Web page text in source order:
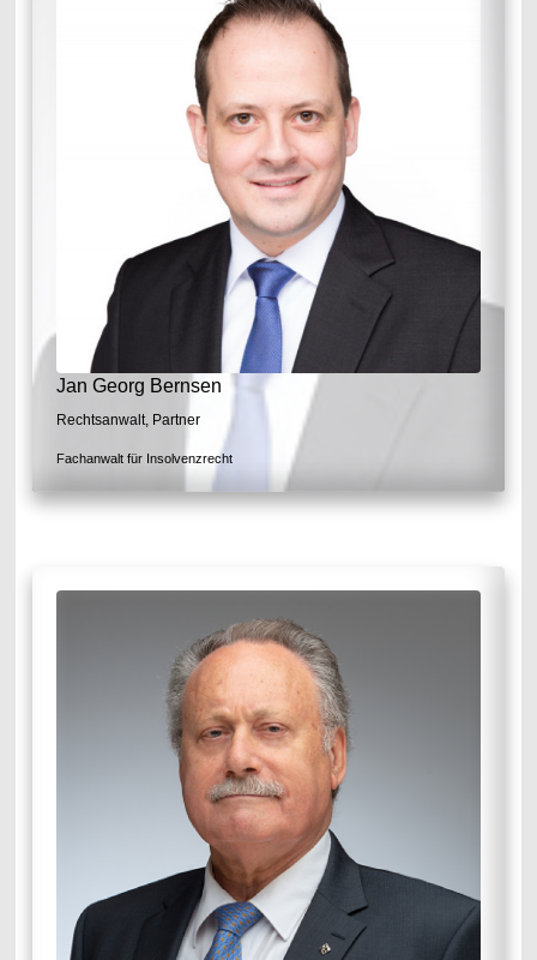
Jan Georg Bernsen
Rechtsanwalt, Partner
Fachanwalt für Insolvenzrecht